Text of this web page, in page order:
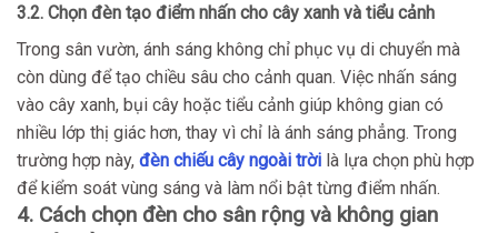
3.2. Chọn đèn tạo điểm nhấn cho cây xanh và tiểu cảnh
Trong sân vườn, ánh sáng không chỉ phục vụ di chuyển mà
còn dùng để tạo chiều sâu cho cảnh quan. Việc nhấn sáng
vào cây xanh, bụi cây hoặc tiểu cảnh giúp không gian có
nhiều lớp thị giác hơn, thay vì chỉ là ánh sáng phẳng. Trong
trường hợp này, đèn chiếu cây ngoài trời là lựa chọn phù hợp
để kiểm soát vùng sáng và làm nổi bật từng điểm nhấn.
4. Cách chọn đèn cho sân rộng và không gian